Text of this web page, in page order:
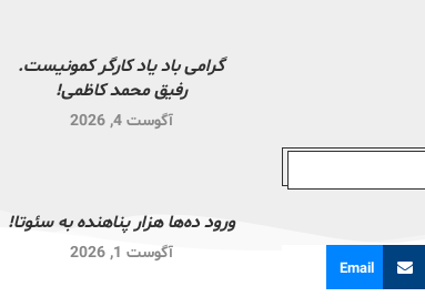
Email
گرامی باد یاد کارگر کمونیست.
رفیق محمد کاظمی!
آگوست 4, 2026
ورود ده‌ها هزار پناهنده به سئوتا!
آگوست 1, 2026